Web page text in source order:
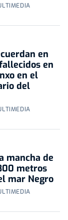
en
en
en el
del
mancha de
metros
mar Negro